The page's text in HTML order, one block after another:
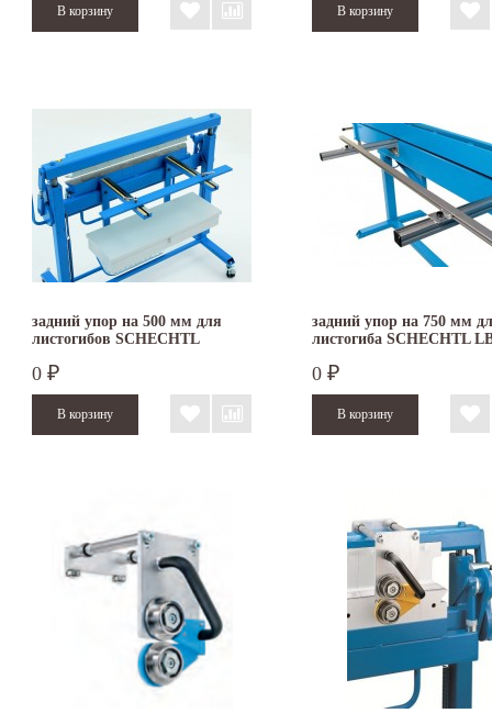
задний упор на 500 мм для
листогибов SCHECHTL
0 ₽
задний упор на 750 мм
листогиба SCHECHTL
0 ₽